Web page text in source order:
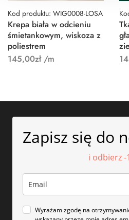
Kod produktu: WIG0008-LOSA
Krepa biała w odcieniu
śmietankowym, wiskoza z
poliestrem
145,00zł/m
Zapisz się do
i odbierz -
Wyrażam zgodę na